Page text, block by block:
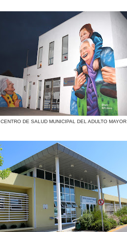
CENTRO DE SALUD MUNICIPAL DEL ADULTO MAYOR